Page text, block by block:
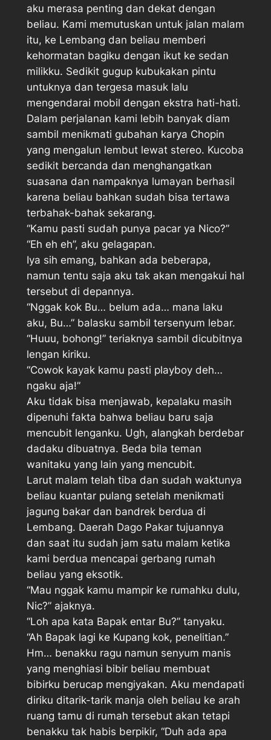
aku merasa penting dan dekat dengan
beliau. Kami memutuskan untuk jalan malam
itu, ke Lembang dan beliau memberi
kehormatan bagiku dengan ikut ke sedan
milikku. Sedikit gugup kubukakan pintu
untuknya dan tergesa masuk lalu
mengendarai mobil dengan ekstra hati-hati.
Dalam perjalanan kami lebih banyak diam
sambil menikmati gubahan karya Chopin
yang mengalun lembut lewat stereo. Kucoba
sedikit bercanda dan menghangatkan
suasana dan nampaknya lumayan berhasil
karena beliau bahkan sudah bisa tertawa
terbahak-bahak sekarang.
“Kamu pasti sudah punya pacar ya Nico?”
“Eh eh eh”, aku gelagapan.
Iya sih emang, bahkan ada beberapa,
namun tentu saja aku tak akan mengakui hal
tersebut di depannya.
“Nggak kok Bu… belum ada… mana laku
aku, Bu…” balasku sambil tersenyum lebar.
“Huuu, bohong!” teriaknya sambil dicubitnya
lengan kiriku.
“Cowok kayak kamu pasti playboy deh…
ngaku aja!”
Aku tidak bisa menjawab, kepalaku masih
dipenuhi fakta bahwa beliau baru saja
mencubit lenganku. Ugh, alangkah berdebar
dadaku dibuatnya. Beda bila teman
wanitaku yang lain yang mencubit.
Larut malam telah tiba dan sudah waktunya
beliau kuantar pulang setelah menikmati
jagung bakar dan bandrek berdua di
Lembang. Daerah Dago Pakar tujuannya
dan saat itu sudah jam satu malam ketika
kami berdua mencapai gerbang rumah
beliau yang eksotik.
“Mau nggak kamu mampir ke rumahku dulu,
Nic?” ajaknya.
“Loh apa kata Bapak entar Bu?” tanyaku.
“Ah Bapak lagi ke Kupang kok, penelitian.”
Hm… benakku ragu namun senyum manis
yang menghiasi bibir beliau membuat
bibirku berucap mengiyakan. Aku mendapati
diriku ditarik-tarik manja oleh beliau ke arah
ruang tamu di rumah tersebut akan tetapi
benakku tak habis berpikir, “Duh ada apa